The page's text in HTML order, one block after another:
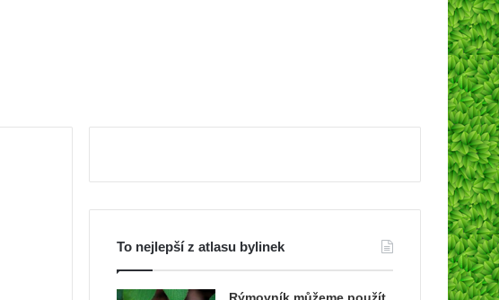
To nejlepší z atlasu bylinek